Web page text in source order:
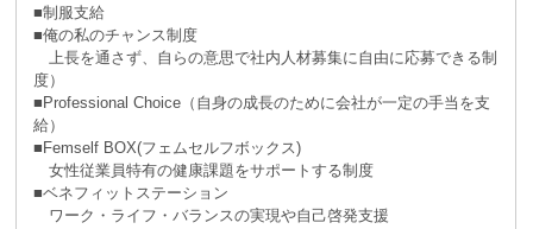
■制服支給
■俺の私のチャンス制度
上長を通さず、自らの意思で社内人材募集に自由に応募できる制
度）
■Professional Choice（自身の成長のために会社が⼀定の手当を支
給）
■Femself BOX(フェムセルフボックス)
女性従業員特有の健康課題をサポートする制度
■ベネフィットステーション
ワーク・ライフ・バランスの実現や自己啓発支援